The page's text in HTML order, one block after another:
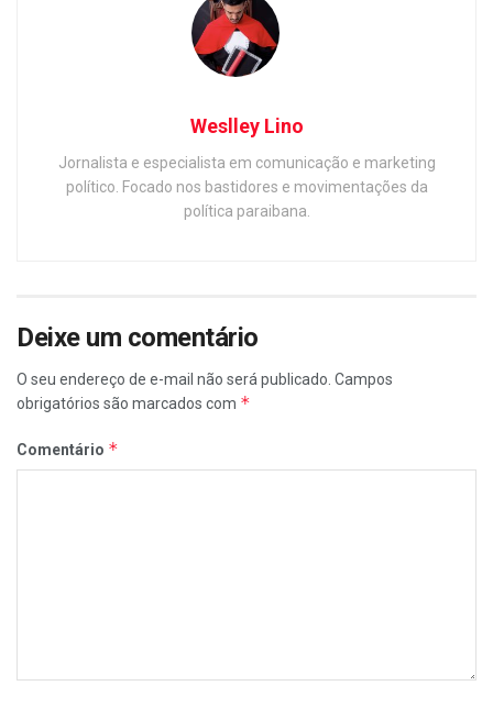
Weslley Lino
Jornalista e especialista em comunicação e marketing
político. Focado nos bastidores e movimentações da
política paraibana.
Deixe um comentário
O seu endereço de e-mail não será publicado. Campos
obrigatórios são marcados com *
Comentário *